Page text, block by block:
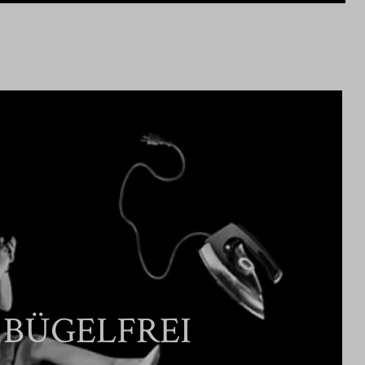
BÜGELFREI